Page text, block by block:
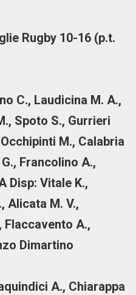
Rugby 10-16 (p.t.
C., Laudicina M. A.,
Spoto S., Gurrieri
M., Calabria
Francolino A.,
Disp: Vitale K.,
Alicata M. V.,
Flaccavento A.,
Dimartino
A., Chiarappa